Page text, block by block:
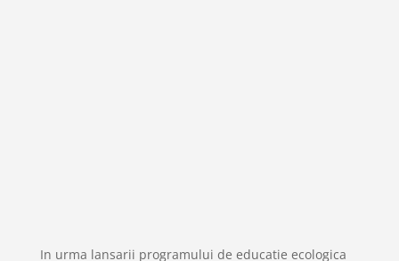
In urma lansarii programului de educatie ecologica